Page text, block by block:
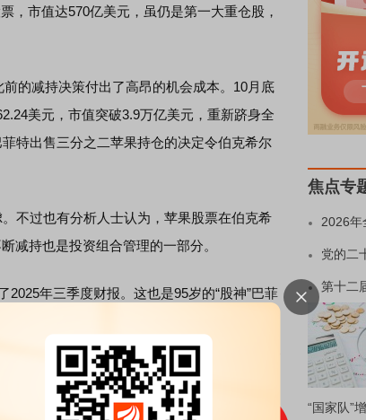
，市值达570亿美元，虽仍是第一大重仓股，
的减持决策付出了高昂的机会成本。10月底
美元，市值突破3.9万亿美元，重新跻身全
特出售三分之二苹果持仓的决定令伯克希尔
过也有分析人士认为，苹果股票在伯克希
减持也是投资组合管理的一部分。
年三季度财报。这也是95岁的“股神”巴菲
金储备正在创下历史新高，公司第三季度总
亿美元；净利润为307.96亿美元，同比增长
业利润则为134.85亿美元，较去年同期的
焦点专
2026年
党的二
第十二
“国家队”